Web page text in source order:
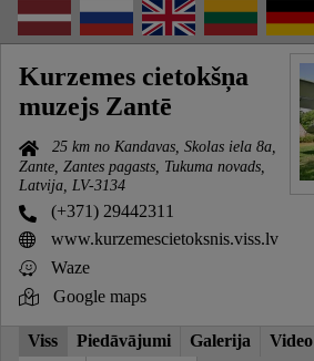
Kurzemes cietokšņa
muzejs Zantē
25 km no Kandavas, Skolas iela 8a,
Zante, Zantes pagasts, Tukuma novads,
Latvija, LV-3134
(+371) 29442311
www.kurzemescietoksnis.viss.lv
Waze
Google maps
Viss Piedāvājumi Galerija Video